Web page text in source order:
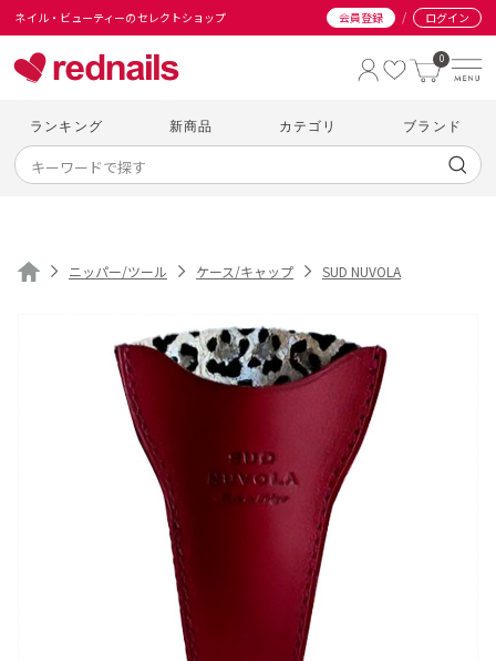
ネイル・ビューティーのセレクトショップ 会員登録 / ログイン
0
ランキング 新商品 カテゴリ ブランド
ニッパー/ツール ケース/キャップ SUD NUVOLA